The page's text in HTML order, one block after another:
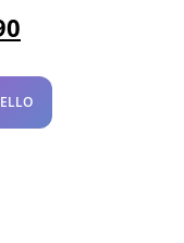
prezzo
attuale
è:
€26.90.